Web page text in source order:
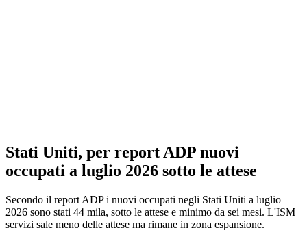
Stati Uniti, per report ADP nuovi
occupati a luglio 2026 sotto le attese
Secondo il report ADP i nuovi occupati negli Stati Uniti a luglio
2026 sono stati 44 mila, sotto le attese e minimo da sei mesi. L'ISM
servizi sale meno delle attese ma rimane in zona espansione.